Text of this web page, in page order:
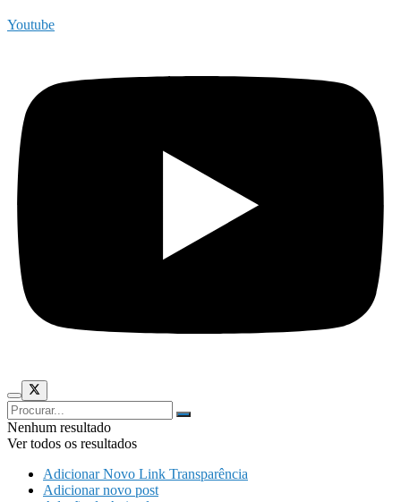
Youtube
Nenhum resultado
Ver todos os resultados
Adicionar Novo Link Transparência
Adicionar novo post